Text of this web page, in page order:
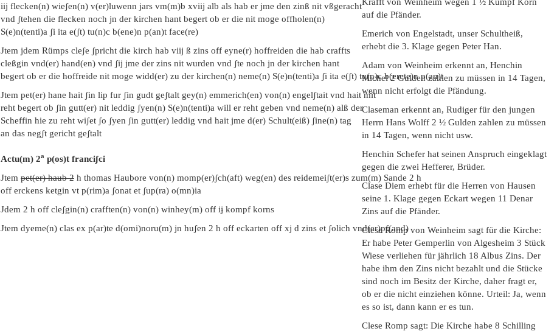
iij flecken(n) wieʃen(n) v(er)luwenn jars vm(m)b xviij alb als hab er jme den zinß nit vßgeracht
vnd ʃtehen die flecken noch jn der kirchen hant begert ob er die nit moge offholen(n)
S(e)n(tenti)a ʃi ita e(ʃt) tu(n)c b(ene)n p(an)t face(re)
Jtem jdem Rümps cleʃe ʃpricht die kirch hab viij ß zins off eyne(r) hoffreiden die hab craffts
cleßgin vnd(er) hand(en) vnd ʃij jme der zins nit wurden vnd ʃte noch jn der kirchen hant
begert ob er die hoffreide nit moge widd(er) zu der kirchen(n) neme(n) S(e)n(tenti)a ʃi ita e(ʃt) tu(n)c b(erete)n p(an)t
Jtem pet(er) hane hait ʃin lip fur ʃin gudt geʃtalt gey(n) emmerich(en) von(n) engelʃtait vnd hait mit
reht begert ob ʃin gutt(er) nit leddig ʃyen(n) S(e)n(tenti)a will er reht geben vnd neme(n) alß der
Scheffin hie zu reht wiʃet ʃo ʃyen ʃin gutt(er) leddig vnd hait jme d(er) Schult(eiß) ʃine(n) tag
an das negʃt gericht geʃtalt
Actu(m) 2a p(os)t franciʃci
Jtem pet(er) haub2 h thomas Haubore von(n) momp(er)ʃch(aft) weg(en) des reidemeiʃt(er)s zum(m) Sande 2 h
off erckens ketgin vt p(rim)a ʃonat et ʃup(ra) o(mn)ia
Jdem 2 h off cleʃgin(n) crafften(n) von(n) winhey(m) off iɉ kompf korns
Jtem dyeme(n) clas ex p(ar)te d(omi)noru(m) jn huʃen 2 h off eckarten off xj d zins et ʃolich vnd(er)pf(and)
auf die Pfänder.
Emerich von Engelstadt, unser Schultheiß,
erhebt die 3. Klage gegen Peter Han.
Adam von Weinheim erkennt an, Henchin
Michel 2 Gulden zahlen zu müssen in 14 Tagen,
wenn nicht erfolgt die Pfändung.
Claseman erkennt an, Rudiger für den jungen
Herrn Hans Wolff 2 ½ Gulden zahlen zu müssen
in 14 Tagen, wenn nicht usw.
Henchin Schefer hat seinen Anspruch eingeklagt
gegen die zwei Hefferer, Brüder.
Clase Diem erhebt für die Herren von Hausen
seine 1. Klage gegen Eckart wegen 11 Denar
Zins auf die Pfänder.
Clese Romp von Weinheim sagt für die Kirche:
Er habe Peter Gemperlin von Algesheim 3 Stück
Wiese verliehen für jährlich 18 Albus Zins. Der
habe ihm den Zins nicht bezahlt und die Stücke
sind noch im Besitz der Kirche, daher fragt er,
ob er die nicht einziehen könne. Urteil: Ja, wenn
es so ist, dann kann er es tun.
Clese Romp sagt: Die Kirche habe 8 Schilling